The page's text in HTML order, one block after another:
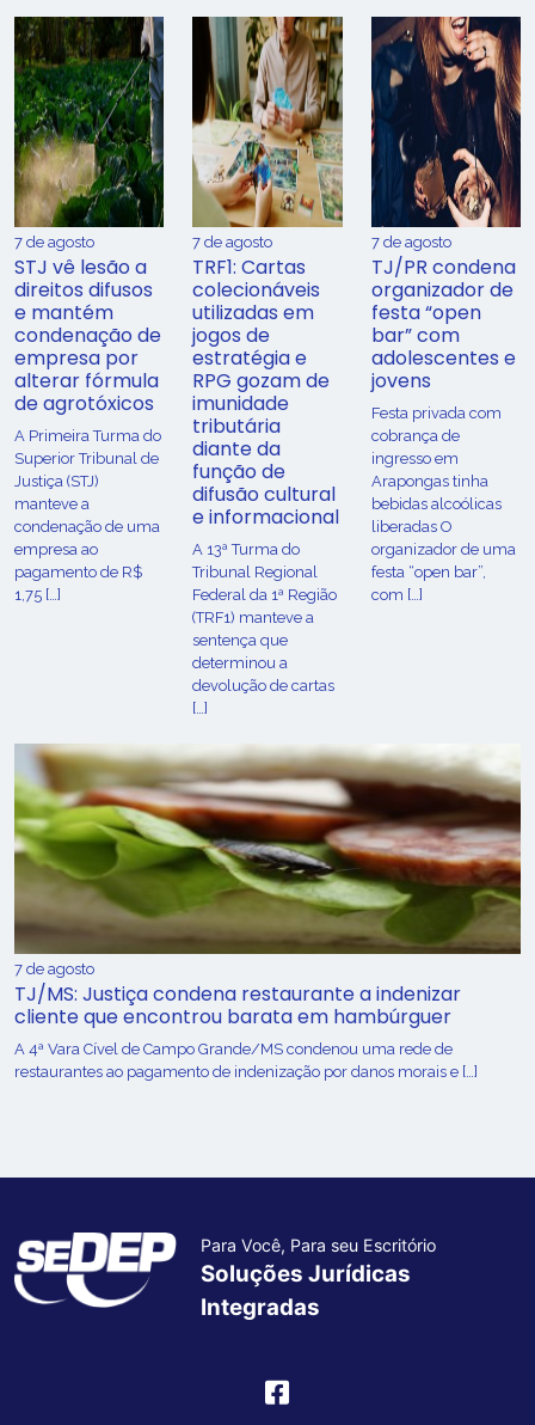
7 de agosto
STJ vê lesão a
direitos difusos
e mantém
condenação de
empresa por
alterar fórmula
de agrotóxicos
​A Primeira Turma do
Superior Tribunal de
Justiça (STJ)
manteve a
condenação de uma
empresa ao
pagamento de R$
1,75 […]
7 de agosto
TRF1: Cartas
colecionáveis
utilizadas em
jogos de
estratégia e
RPG gozam de
imunidade
tributária
diante da
função de
difusão cultural
e informacional
A 13ª Turma do
Tribunal Regional
Federal da 1ª Região
(TRF1) manteve a
sentença que
determinou a
devolução de cartas
[…]
7 de agosto
TJ/PR condena
organizador de
festa “open
bar” com
adolescentes e
jovens
Festa privada com
cobrança de
ingresso em
Arapongas tinha
bebidas alcoólicas
liberadas O
organizador de uma
festa “open bar”,
com […]
7 de agosto
TJ/MS: Justiça condena restaurante a indenizar
cliente que encontrou barata em hambúrguer
A 4ª Vara Cível de Campo Grande/MS condenou uma rede de
restaurantes ao pagamento de indenização por danos morais e […]
Para Você, Para seu Escritório
Soluções Jurídicas
Integradas